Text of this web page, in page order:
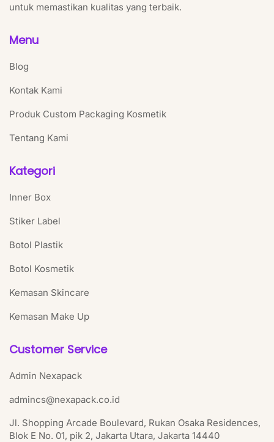
untuk memastikan kualitas yang terbaik.
Menu
Blog
Kontak Kami
Produk Custom Packaging Kosmetik
Tentang Kami
Kategori
Inner Box
Stiker Label
Botol Plastik
Botol Kosmetik
Kemasan Skincare
Kemasan Make Up
Customer Service
Admin Nexapack
admincs@nexapack.co.id
Jl. Shopping Arcade Boulevard, Rukan Osaka Residences,
Blok E No. 01, pik 2, Jakarta Utara, Jakarta 14440